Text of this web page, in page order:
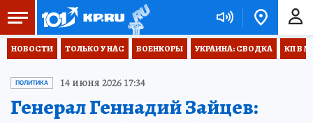
НОВОСТИ ТОЛЬКО У НАС ВОЕНКОРЫ УКРАИНА: СВОДКА КП В
ПОЛИТИКА 14 июня 2026 17:34
Генерал Геннадий Зайцев: